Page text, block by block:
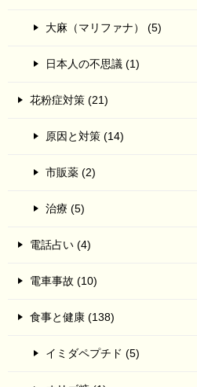
大麻（マリファナ） (5)
日本人の不思議 (1)
花粉症対策 (21)
原因と対策 (14)
市販薬 (2)
治療 (5)
電話占い (4)
電車事故 (10)
食事と健康 (138)
イミダペプチド (5)